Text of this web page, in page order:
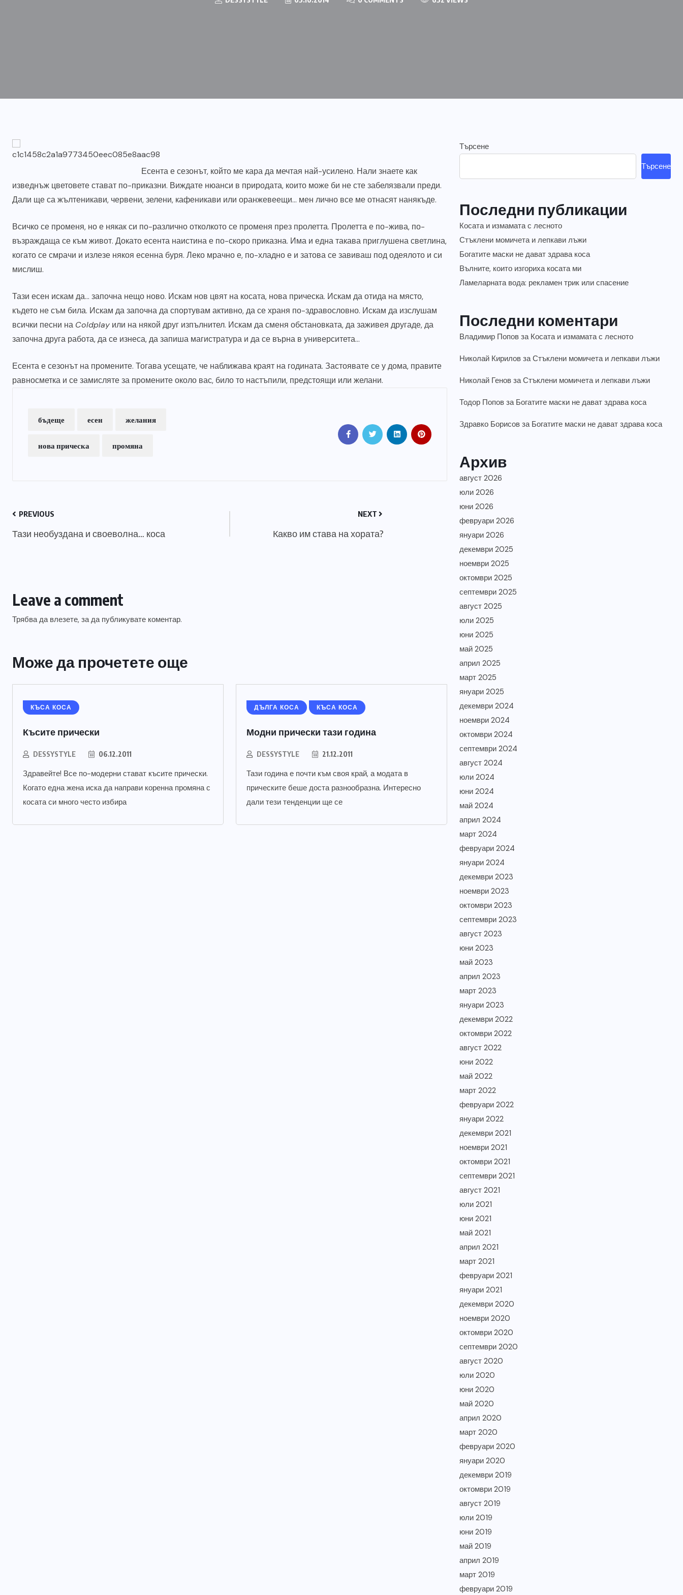
Есента е сезонът, който ме кара да мечтая най-усилено. Нали знаете как
изведнъж цветовете стават по-приказни. Виждате нюанси в природата, които може би не сте забелязвали преди.
Дали ще са жълтеникави, червени, зелени, кафеникави или оранжевеещи… мен лично все ме отнасят нанякъде.
Всичко се променя, но е някак си по-различно отколкото се променя през пролетта. Пролетта е по-жива, по-
възраждаща се към живот. Докато есента наистина е по-скоро приказна. Има и една такава приглушена светлина,
когато се смрачи и излезе някоя есенна буря. Леко мрачно е, по-хладно е и затова се завиваш под одеялото и си
мислиш.
Тази есен искам да… започна нещо ново. Искам нов цвят на косата, нова прическа. Искам да отида на място,
където не съм била. Искам да започна да спортувам активно, да се храня по-здравословно. Искам да изслушам
всички песни на Coldplay или на някой друг изпълнител. Искам да сменя обстановката, да заживея другаде, да
започна друга работа, да се изнеса, да запиша магистратура и да се върна в университета…
Есента е сезонът на промените. Тогава усещате, че наближава краят на годината. Застоявате се у дома, правите
равносметка и се замисляте за промените около вас, било то настъпили, предстоящи или желани.
бъдеще есен желания
нова прическа промяна
PREVIOUS
Тази необуздана и своеволна… коса
NEXT
Какво им става на хората?
Leave a comment
Трябва да влезете, за да публикувате коментар.
Може да прочетете още
КЪСА КОСА
Късите прически
DESSYSTYLE 06.12.2011
Здравейте! Все по-модерни стават късите прически.
Когато една жена иска да направи коренна промяна с
косата си много често избира
ДЪЛГА КОСА КЪСА КОСА
Модни прически тази година
DESSYSTYLE 21.12.2011
Тази година е почти към своя край, а модата в
прическите беше доста разнообразна. Интересно
дали тези тенденции ще се
Търсене
Търсене
Последни публикации
Косата и измамата с лесното
Стъклени момичета и лепкави лъжи
Богатите маски не дават здрава коса
Вълните, които изгориха косата ми
Ламеларната вода: рекламен трик или спасение
Последни коментари
Владимир Попов за Косата и измамата с лесното
Николай Кирилов заСтъклени момичета и лепкави лъжи
Николай Генов заСтъклени момичета и лепкави лъжи
Тодор Попов за Богатите маски не дават здрава коса
Здравко Борисов за Богатите маски не дават здрава коса
Архив
август 2026
юли 2026
юни 2026
февруари 2026
януари 2026
декември 2025
ноември 2025
октомври 2025
септември 2025
август 2025
юли 2025
юни 2025
май 2025
април 2025
март 2025
януари 2025
декември 2024
ноември 2024
октомври 2024
септември 2024
август 2024
юли 2024
юни 2024
май 2024
април 2024
март 2024
февруари 2024
януари 2024
декември 2023
ноември 2023
октомври 2023
септември 2023
август 2023
юни 2023
май 2023
април 2023
март 2023
януари 2023
декември 2022
октомври 2022
август 2022
юни 2022
май 2022
март 2022
февруари 2022
януари 2022
декември 2021
ноември 2021
октомври 2021
септември 2021
август 2021
юли 2021
юни 2021
май 2021
април 2021
март 2021
февруари 2021
януари 2021
декември 2020
ноември 2020
октомври 2020
септември 2020
август 2020
юли 2020
юни 2020
май 2020
април 2020
март 2020
февруари 2020
януари 2020
декември 2019
октомври 2019
август 2019
юли 2019
юни 2019
май 2019
април 2019
март 2019
февруари 2019